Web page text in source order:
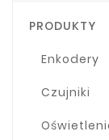
PRODUKTY
Enkodery
Czujniki